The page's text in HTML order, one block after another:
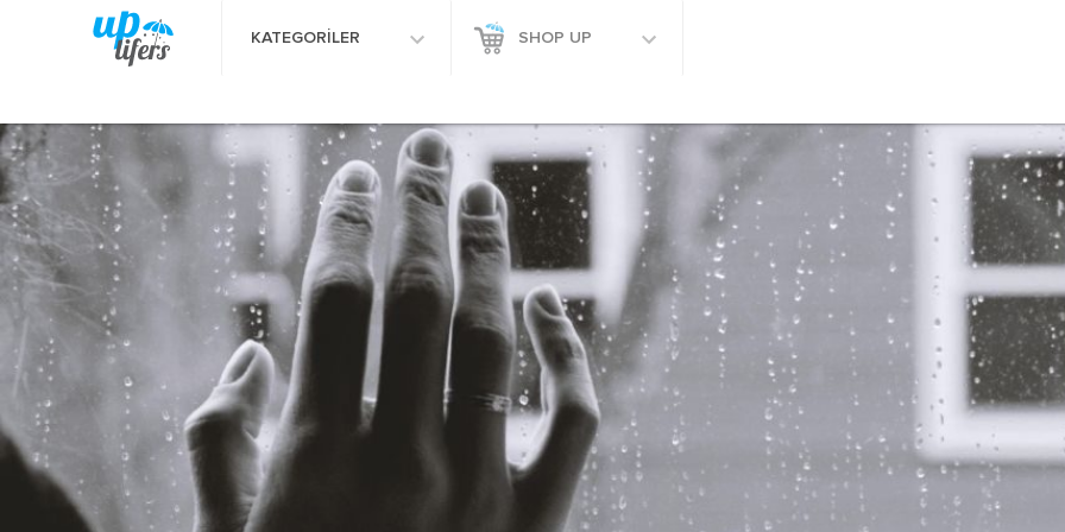
KATEGORİLER SHOP UP